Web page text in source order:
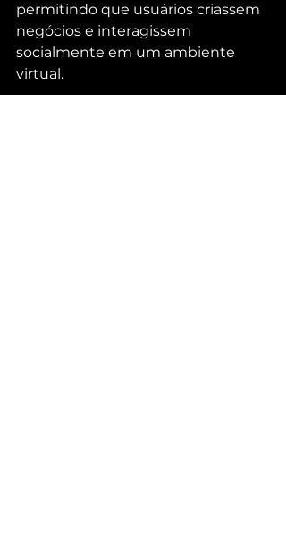
permitindo que usuários criassem
negócios e interagissem
socialmente em um ambiente
virtual.